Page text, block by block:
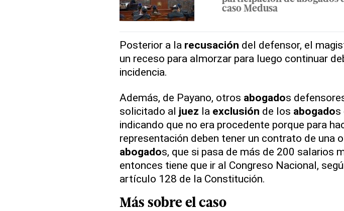
caso Medusa
Posterior a la recusación del defensor, el
un receso para almorzar para luego continuar
incidencia.
Además, de Payano, otros abogados
solicitado al juez la exclusión de los abogados
indicando que no era procedente porque para
representación deben tener un contrato de una
abogados, que si pasa de más de 200 salarios
entonces tiene que ir al Congreso Nacional,
artículo 128 de la Constitución.
Más sobre el caso